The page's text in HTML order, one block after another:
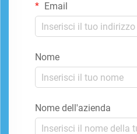
Email
Nome
Nome dell'azienda